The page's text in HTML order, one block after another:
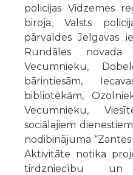
policijas Vidzemes
biroja, Valsts
pārvaldes Jelgavas
Rundāles novada
Vecumnieku,
bāriņtiesām,
bibliotēkām,
Vecumnieku,
sociālajiem
nodibinājuma
Aktivitāte notika
tirdzniecību